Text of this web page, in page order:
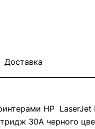
Доставка
HP LaserJet
30A черного